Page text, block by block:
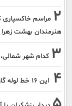
2 مراسم خاکسپاری
هنرمندان بهشت زهرا
3 کدام شهر
4 این 16 خط لوله گاز و نفت ارزش تنگه هرمز را به سمت صفر می برند